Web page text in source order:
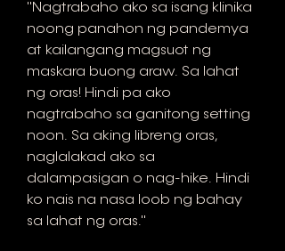
"Nagtrabaho ako sa isang klinika
noong panahon ng pandemya
at kailangang magsuot ng
maskara buong araw. Sa lahat
ng oras! Hindi pa ako
nagtrabaho sa ganitong setting
noon. Sa aking libreng oras,
naglalakad ako sa
dalampasigan o nag-hike. Hindi
ko nais na nasa loob ng bahay
sa lahat ng oras."